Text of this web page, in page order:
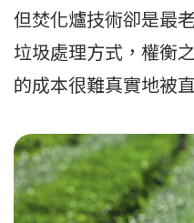
但焚化爐技術卻是最
垃圾處理方式，權衡
的成本很難真實地被